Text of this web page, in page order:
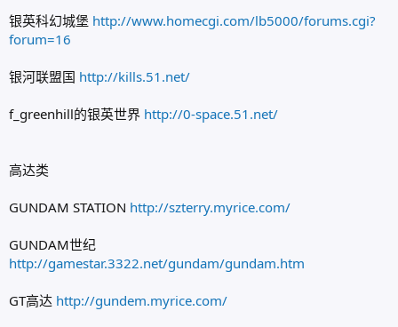
银英科幻城堡 http://www.homecgi.com/lb5000/forums.cgi?
forum=16
银河联盟国 http://kills.51.net/
f_greenhill的银英世界 http://0-space.51.net/
高达类
GUNDAM STATION http://szterry.myrice.com/
GUNDAM世纪
http://gamestar.3322.net/gundam/gundam.htm
GT高达 http://gundem.myrice.com/